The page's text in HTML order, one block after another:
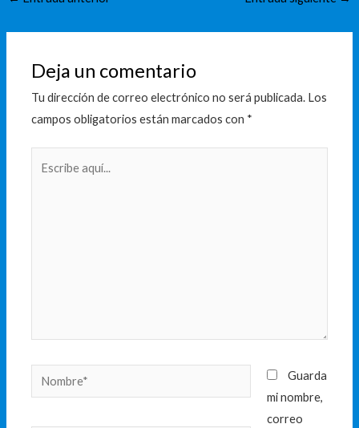
Deja un comentario
Tu dirección de correo electrónico no será publicada. Los
campos obligatorios están marcados con *
Nombre*
Guarda
mi nombre,
correo